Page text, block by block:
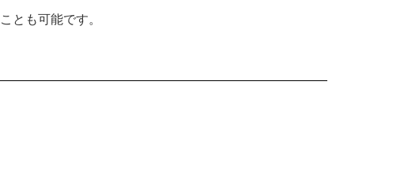
とも可能です。